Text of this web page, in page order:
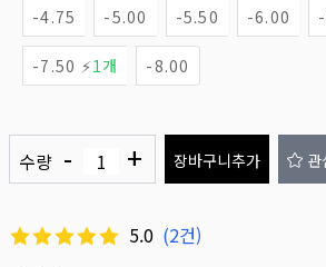
-4.75 -5.00 -5.50 -6.00
-7.50 ⚡1개 -8.00
수량 - + 장바구니추가 관
5.0 (2건)